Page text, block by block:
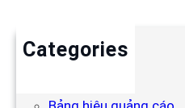
Categories